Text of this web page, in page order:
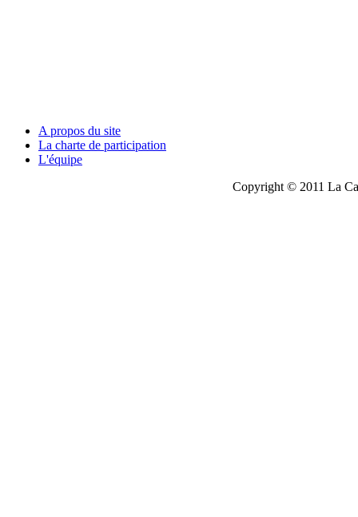
A propos du site
La charte de participation
L'équipe
Copyright © 2011 La